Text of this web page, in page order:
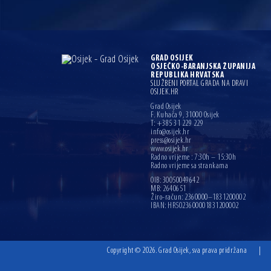
GRAD OSIJEK
OSJEČKO-BARANJSKA ŽUPANIJA
REPUBLIKA HRVATSKA
SLUŽBENI PORTAL GRADA NA DRAVI
OSIJEK.HR
Grad Osijek
F. Kuhača 9, 31000 Osijek
T: +385 31 229 229
info@osijek.hr
press@osijek.hr
www.osijek.hr
Radno vrijeme : 7:30h – 15:30h
Radno vrijeme sa strankama
OIB: 30050049642
MB: 2640651
Žiro-račun: 2360000–1831200002
IBAN: HR5023600001831200002
Copyright © 2026. Grad Osijek, sva prava pridržana